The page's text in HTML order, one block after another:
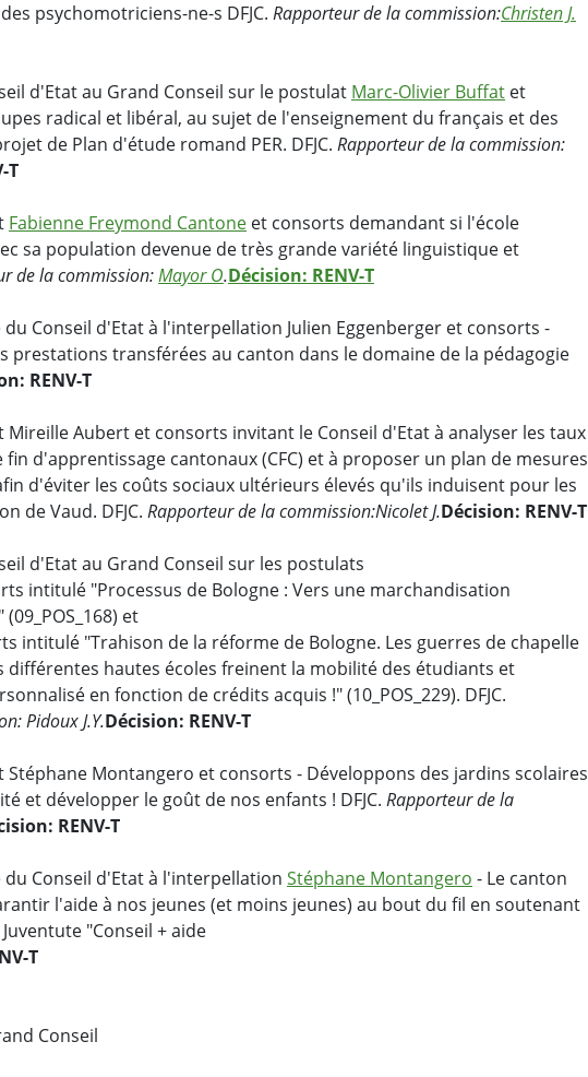
psychomotriciens-ne-s DFJC. Rapporteur de la commission:Christen J.
d'Etat au Grand Conseil sur le postulat Marc-Olivier Buffat et
radical et libéral, au sujet de l'enseignement du français et des
de Plan d'étude romand PER. DFJC. Rapporteur de la commission:
T
Fabienne Freymond Cantone et consorts demandant si l'école
sa population devenue de très grande variété linguistique et
de la commission:Mayor O.Décision: RENV-T
du Conseil d'Etat à l'interpellation Julien Eggenberger et consorts -
prestations transférées au canton dans le domaine de la pédagogie
RENV-T
Mireille Aubert et consorts invitant le Conseil d'Etat à analyser les taux
fin d'apprentissage cantonaux (CFC) et à proposer un plan de mesures
d'éviter les coûts sociaux ultérieurs élevés qu'ils induisent pour les
de Vaud. DFJC. Rapporteur de la commission:Nicolet J.Décision: RENV-T
d'Etat au Grand Conseil sur les postulats
intitulé "Processus de Bologne : Vers une marchandisation
et
intitulé "Trahison de la réforme de Bologne. Les guerres de chapelle
différentes hautes écoles freinent la mobilité des étudiants et
en fonction de crédits acquis !" (10_POS_229). DFJC.
Pidoux J.Y.Décision: RENV-T
Stéphane Montangero et consorts - Développons des jardins scolaires
et développer le goût de nos enfants ! DFJC. Rapporteur de la
RENV-T
du Conseil d'Etat à l'interpellation Stéphane Montangero - Le canton
l'aide à nos jeunes (et moins jeunes) au bout du fil en soutenant
"Conseil + aide
T
Conseil